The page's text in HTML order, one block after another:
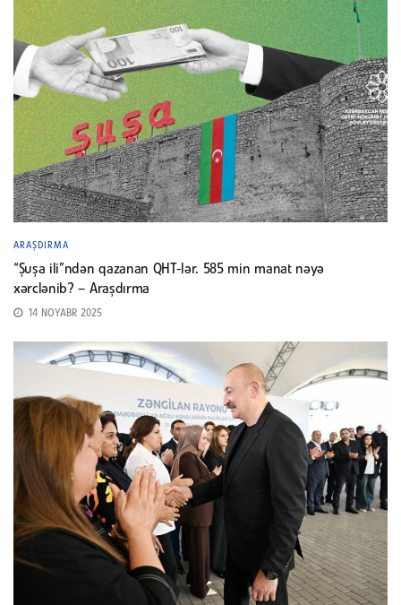
ARAŞDIRMA
“Şuşa ili”ndən qazanan QHT-lər. 585 min manat nəyə
xərclənib? – Araşdırma
14 NOYABR 2025